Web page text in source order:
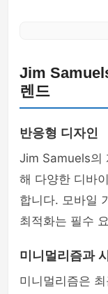
Jim
렌드
반응형 디자인
Jim Samuels의
해 다양한 디바
합니다. 모바일
최적화는 필수
미니멀리즘과
미니멀리즘은